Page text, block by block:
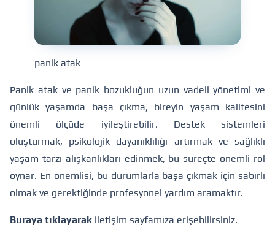
panik atak
Panik atak ve panik bozukluğun uzun vadeli yönetimi ve
günlük yaşamda başa çıkma, bireyin yaşam kalitesini
önemli ölçüde iyileştirebilir. Destek sistemleri
oluşturmak, psikolojik dayanıklılığı artırmak ve sağlıklı
yaşam tarzı alışkanlıkları edinmek, bu süreçte önemli rol
oynar. En önemlisi, bu durumlarla başa çıkmak için sabırlı
olmak ve gerektiğinde profesyonel yardım aramaktır.
Buraya tıklayarak iletişim sayfamıza erişebilirsiniz.